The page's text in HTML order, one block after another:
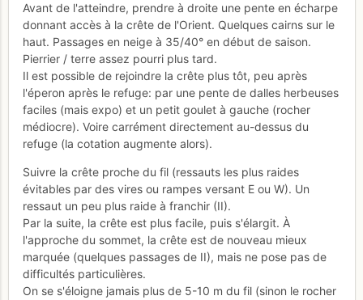
Avant de l'atteindre, prendre à droite une pente en écharpe
donnant accès à la crête de l'Orient. Quelques cairns sur le
haut. Passages en neige à 35/40° en début de saison.
Pierrier / terre assez pourri plus tard.
Il est possible de rejoindre la crête plus tôt, peu après
l'éperon après le refuge: par une pente de dalles herbeuses
faciles (mais expo) et un petit goulet à gauche (rocher
médiocre). Voire carrément directement au-dessus du
refuge (la cotation augmente alors).
Suivre la crête proche du fil (ressauts les plus raides
évitables par des vires ou rampes versant E ou W). Un
ressaut un peu plus raide à franchir (II).
Par la suite, la crête est plus facile, puis s'élargit. À
l'approche du sommet, la crête est de nouveau mieux
marquée (quelques passages de II), mais ne pose pas de
difficultés particulières.
On se s'éloigne jamais plus de 5-10 m du fil (sinon le rocher